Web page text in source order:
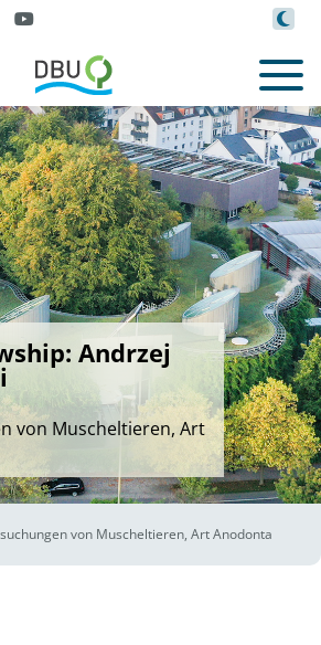
Andrzej
von Muscheltieren, Art
von Muscheltieren, Art Anodonta